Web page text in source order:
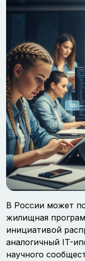
В России может
жилищная
инициативой
аналогичный IT-
научного